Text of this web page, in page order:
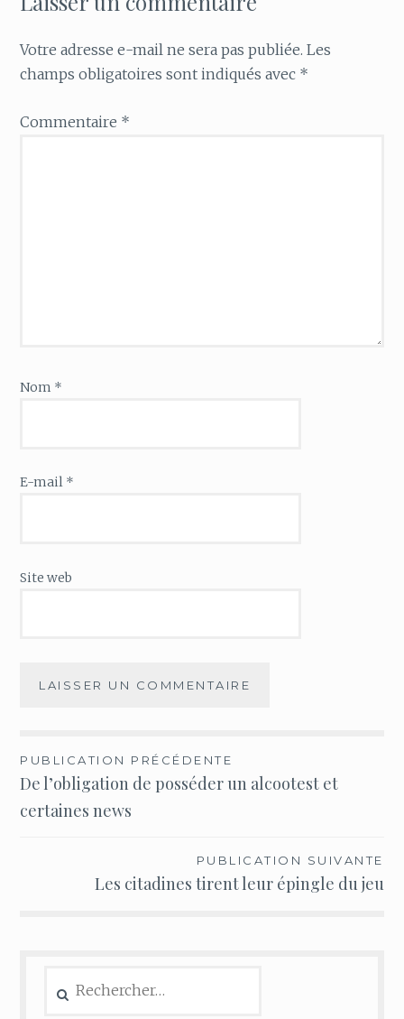
Votre adresse e-mail ne sera pas publiée. Les
champs obligatoires sont indiqués avec *
Commentaire *
Nom *
E-mail *
Site web
Navigation
de
PUBLICATION PRÉCÉDENTE
De l’obligation de posséder un alcootest et
certaines news
PUBLICATION SUIVANTE
Les citadines tirent leur épingle du jeu